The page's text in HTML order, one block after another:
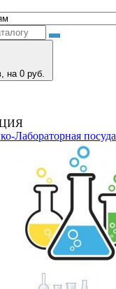
на 0 руб.
Лабораторная посуда